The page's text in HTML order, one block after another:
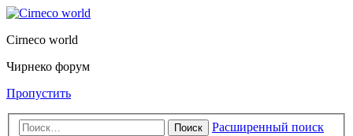
Cirneco world
Чирнеко форум
Пропустить
Поиск Расширенный поиск